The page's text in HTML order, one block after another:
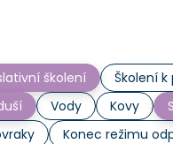
školení Školení
Vody Kovy
Konec režimu